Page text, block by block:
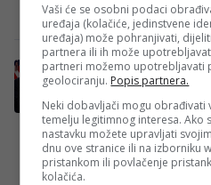
E. H.·30/07/2026·
Sky Sports:
scenario bez
Svjetski fudbal
jednom od
Prema
Vaši će se osobni podaci
uređaja (kolačiće, jedinstvene
uređaja) može pohranjivati,
partnera ili ih može
partneri možemo upotrebljavati
geolociranju. Popis partnera.
Neki dobavljači mogu obrađivati
temelju legitimnog interesa. Ako
nastavku možete upravljati
dnu ove stranice ili na izborniku
pristankom ili povlačenje
kolačića.